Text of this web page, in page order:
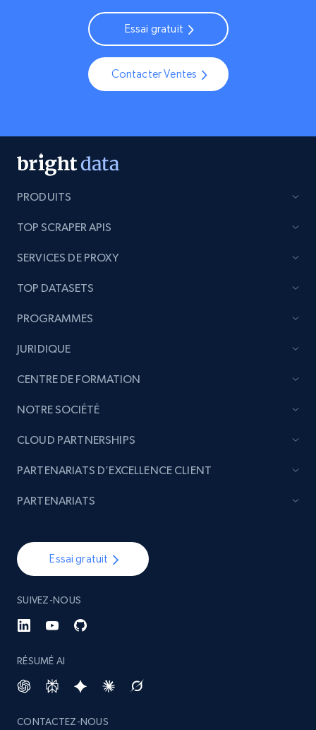
Essai gratuit
Contacter Ventes
PRODUITS
TOP SCRAPER APIS
SERVICES DE PROXY
TOP DATASETS
PROGRAMMES
JURIDIQUE
CENTRE DE FORMATION
NOTRE SOCIÉTÉ
Essai gratuit
SUIVEZ-NOUS
RÉSUMÉ AI
CONTACTEZ-NOUS
CLOUD PARTNERSHIPS
PARTENARIATS D’EXCELLENCE CLIENT
PARTENARIATS